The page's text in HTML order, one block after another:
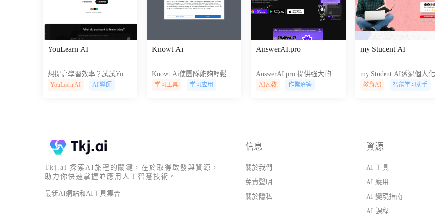
YouLearn AI
想提高學習效率？試試YouL
earn！這款AI 工具能幫助你
YouLearn AI AI 導師
Knowt Ai
Knowt Ai使團隊能夠輕鬆創
建和管理引人入勝的知識
学习工具 学习应用
AnswerAI.pro
AnswerAI pro 提供強大的人
工智慧驅動解決方案，用於
AI家教 作業解答
my Student AI
my Student AI透過個人
人工智慧輔導幫助學生剋
教育AI 智能学习助手
Tkj.ai 探索AI旅程的關鍵，在於取得啟發與資源，
助力你快速掌握並應用人工智慧技術。
最新AI網站和AI工具集合
信息
關於我們
免責聲明
關於隱私
資源
AI 工具
AI 應用
AI 變現指南
AI 課程